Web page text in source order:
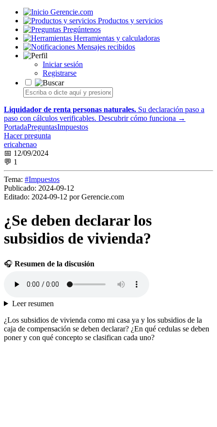
Gerencie.com
Productos y servicios
Pregúntenos
Herramientas y calculadoras
Mensajes recibidos
Iniciar sesión
Registrarse
Liquidador de renta personas naturales. Su declaración paso a
paso con cálculos verificables. Descubrir cómo funciona →
PortadaPreguntasImpuestos
Hacer pregunta
ericahenao
📅 12/09/2024
💬 1
Tema: #Impuestos
Publicado: 2024-09-12
Editado: 2024-09-12 por Gerencie.com
¿Se deben declarar los
subsidios de vivienda?
🎧 Resumen de la discusión
Leer resumen
¿Los subsidios de vivienda como mi casa ya y los subsidios de la
caja de compensación se deben declarar? ¿En qué cedulas se deben
poner y con qué concepto se clasifican cada uno?